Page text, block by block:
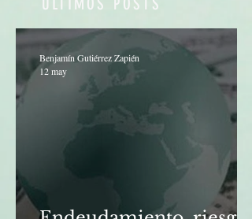
Benjamín Gutiérrez Zapién
12 may